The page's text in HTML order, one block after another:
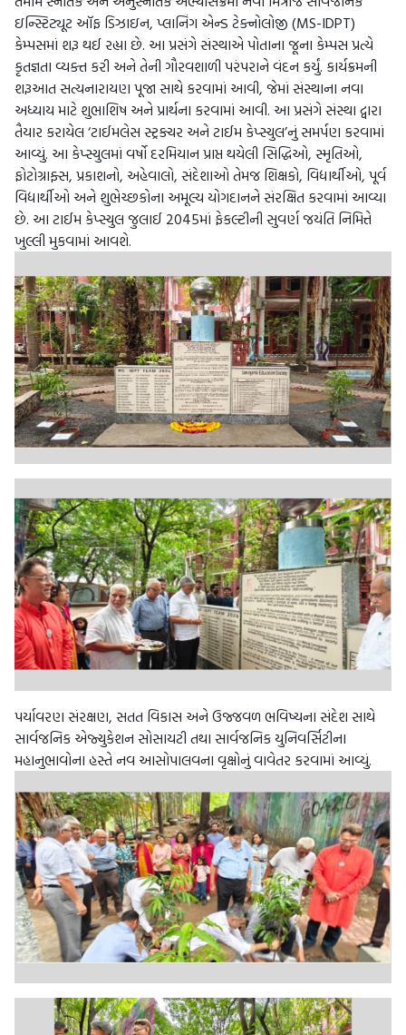
ઇન્સ્ટિટ્યૂટ ઑફ ડિઝાઇન, પ્લાનિંગ એન્ડ ટેક્નોલોજી (MS-IDPT)
કેમ્પસમાં શરૂ થઈ રહ્યા છે. આ પ્રસંગે સંસ્થાએ પોતાના જૂના કેમ્પસ પ્રત્યે
કૃતજ્ઞતા વ્યક્ત કરી અને તેની ગૌરવશાળી પરંપરાને વંદન કર્યું. કાર્યક્રમની
શરૂઆત સત્યનારાયણ પૂજા સાથે કરવામાં આવી, જેમાં સંસ્થાના નવા
અધ્યાય માટે શુભાશિષ અને પ્રાર્થના કરવામાં આવી. આ પ્રસંગે સંસ્થા દ્વારા
તૈયાર કરાયેલ ‘ટાઈમલેસ સ્ટ્રક્ચર અને ટાઈમ કેપ્સ્યુલ’નું સમર્પણ કરવામાં
આવ્યું. આ કેપ્સ્યુલમાં વર્ષો દરમિયાન પ્રાપ્ત થયેલી સિદ્ધિઓ, સ્મૃતિઓ,
ફોટોગ્રાફ્સ, પ્રકાશનો, અહેવાલો, સંદેશાઓ તેમજ શિક્ષકો, વિદ્યાર્થીઓ, પૂર્વ
વિદ્યાર્થીઓ અને શુભેચ્છકોના અમૂલ્ય યોગદાનને સંરક્ષિત કરવામાં આવ્યા
છે. આ ટાઈમ કેપ્સ્યુલ જુલાઈ 2045માં ફેકલ્ટીની સુવર્ણ જયંતિ નિમિત્તે
ખુલ્લી મુકવામાં આવશે.
પર્યાવરણ સંરક્ષણ, સતત વિકાસ અને ઉજ્જવળ ભવિષ્યના સંદેશ સાથે
સાર્વજનિક એજ્યુકેશન સોસાયટી તથા સાર્વજનિક યુનિવર્સિટીના
મહાનુભાવોના હસ્તે નવ આસોપાલવના વૃક્ષોનું વાવેતર કરવામાં આવ્યું.